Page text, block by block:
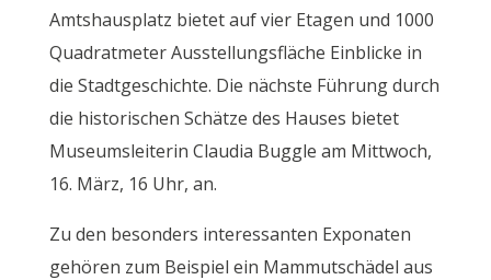
Amtshausplatz bietet auf vier Etagen und 1000
Quadratmeter Ausstellungsfläche Einblicke in
die Stadtgeschichte. Die nächste Führung durch
die historischen Schätze des Hauses bietet
Museumsleiterin Claudia Buggle am Mittwoch,
16. März, 16 Uhr, an.
Zu den besonders interessanten Exponaten
gehören zum Beispiel ein Mammutschädel aus